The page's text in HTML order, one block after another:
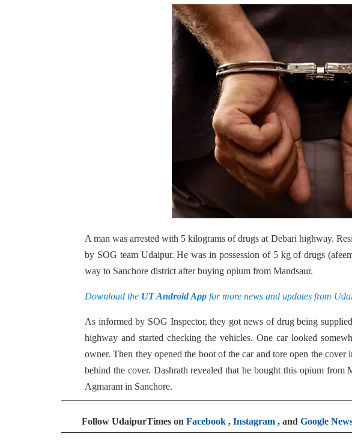
A man was arrested with 5 kilograms of drugs at Debari highway.
by SOG team Udaipur. He was in possession of 5 kg of drugs
way to Sanchore district after buying opium from Mandsaur.
Download the UT Android App for more news and updates from
As informed by SOG Inspector, they got news of drug being
highway and started checking the vehicles. One car looked
owner. Then they opened the boot of the car and tore open the
behind the cover. Dashrath revealed that he bought this opium
Agmaram in Sanchore.
Follow UdaipurTimes on Facebook , Instagram , and Google